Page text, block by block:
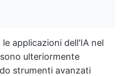
applicazioni dell'IA nel
ulteriormente
strumenti avanzati